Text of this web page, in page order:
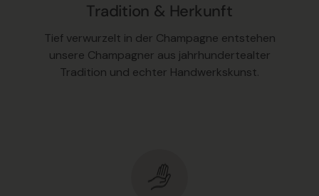
Tradition & Herkunft
Tief verwurzelt in der Champagne entstehen
unsere Champagner aus jahrhundertealter
Tradition und echter Handwerkskunst.